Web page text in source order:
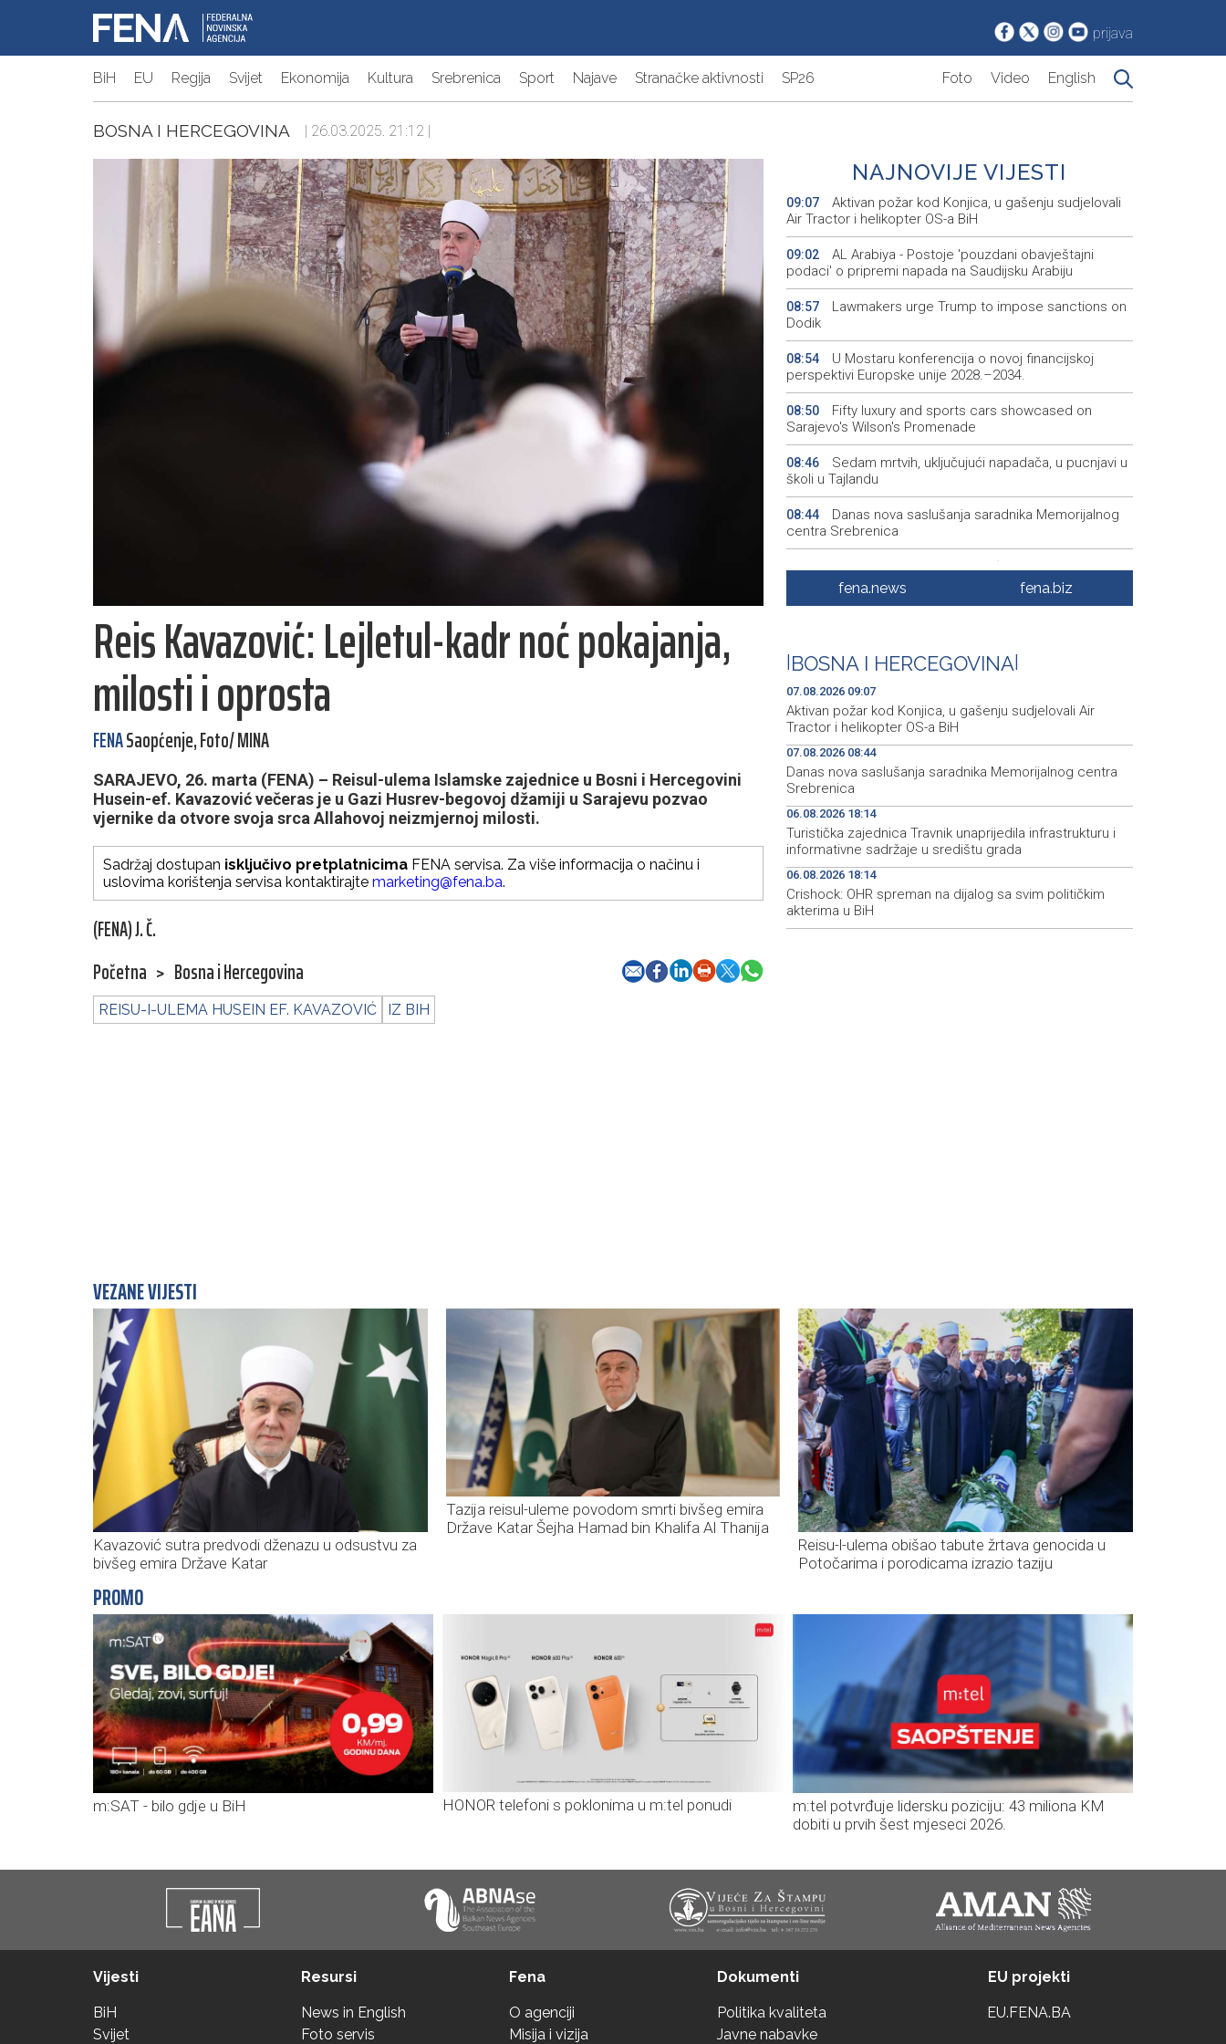
prijava
BiH EU Regija Svijet Ekonomija Kultura Srebrenica Sport Najave Stranačke aktivnosti SP26 Foto Video English
BOSNA I HERCEGOVINA | 26.03.2025. 21:12 |
Reis Kavazović: Lejletul-kadr noć pokajanja,
milosti i oprosta
FENASaopćenje, Foto/ MINA
SARAJEVO, 26. marta (FENA) – Reisul-ulema Islamske zajednice u Bosni i Hercegovini
Husein-ef. Kavazović večeras je u Gazi Husrev-begovoj džamiji u Sarajevu pozvao
vjernike da otvore svoja srca Allahovoj neizmjernoj milosti.
Sadržaj dostupan isključivo pretplatnicima FENA servisa. Za više informacija o načinu i
uslovima korištenja servisa kontaktirajte marketing@fena.ba.
(FENA) J. Č.
Početna > Bosna i Hercegovina
REISU-I-ULEMA HUSEIN EF. KAVAZOVIĆ IZ BIH
NAJNOVIJE VIJESTI
09:07
Aktivan požar kod Konjica, u gašenju sudjelovali
Air Tractor i helikopter OS-a BiH
09:02
AL Arabiya - Postoje 'pouzdani obavještajni
podaci' o pripremi napada na Saudijsku Arabiju
08:57
Lawmakers urge Trump to impose sanctions on
Dodik
08:54
U Mostaru konferencija o novoj financijskoj
perspektivi Europske unije 2028.–2034.
08:50
Fifty luxury and sports cars showcased on
Sarajevo's Wilson's Promenade
08:46
Sedam mrtvih, uključujući napadača, u pucnjavi u
školi u Tajlandu
08:44
Danas nova saslušanja saradnika Memorijalnog
centra Srebrenica
Na ZEPS 2026 dolazi najveća poslovna
delegacija iz Libije
08:21
Najave foto i video servisa za 7. 8. 2026. godine
(petak)
fena.news fena.biz
BOSNA I HERCEGOVINA
07.08.2026 09:07
Aktivan požar kod Konjica, u gašenju sudjelovali Air
Tractor i helikopter OS-a BiH
07.08.2026 08:44
Danas nova saslušanja saradnika Memorijalnog centra
Srebrenica
06.08.2026 18:14
Turistička zajednica Travnik unaprijedila infrastrukturu i
informativne sadržaje u središtu grada
06.08.2026 18:14
Crishock: OHR spreman na dijalog sa svim političkim
akterima u BiH
VEZANE VIJESTI
Kavazović sutra predvodi dženazu u odsustvu za
bivšeg emira Države Katar
Tazija reisul-uleme povodom smrti bivšeg emira
Države Katar Šejha Hamad bin Khalifa Al Thanija
Reisu-l-ulema obišao tabute žrtava genocida u
Potočarima i porodicama izrazio taziju
PROMO
m:SAT - bilo gdje u BiH HONOR telefoni s poklonima u m:tel ponudi
m:tel potvrđuje lidersku poziciju: 43 miliona KM
dobiti u prvih šest mjeseci 2026.
Vijesti
BiH
Svijet
Resursi
News in English
Foto servis
Fena
O agenciji
Misija i vizija
Dokumenti
Politika kvaliteta
Javne nabavke
EU projekti
EU.FENA.BA